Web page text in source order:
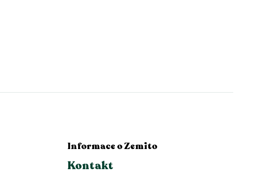
Informace o Zemito
Kontakt